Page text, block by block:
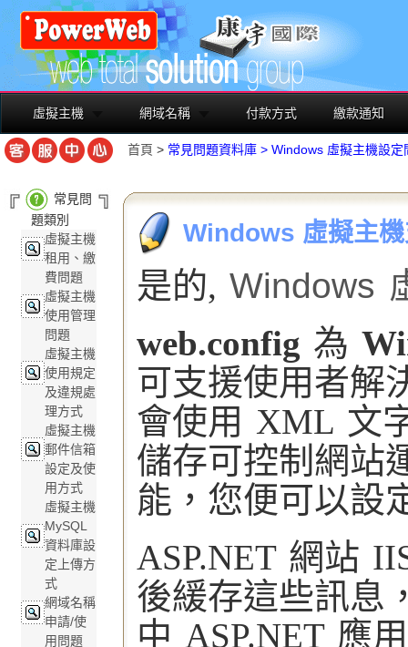
虛擬主機 網域名稱 付款方式 繳款通知
首頁 > 常見問題資料庫 > Windows 虛擬主機設定
常見問
題類別
虛擬主機
租用、繳
費問題
虛擬主機
使用管理
問題
虛擬主機
使用規定
及違規處
理方式
虛擬主機
郵件信箱
設定及使
用方式
虛擬主機
MySQL
資料庫設
定上傳方
式
網域名稱
申請/使
用問題
Windows 虛擬主
是的, Windows
web.config 為
可支援使用者解
會使用 XML 文
儲存可控制網站
能，您便可以設
ASP.NET 網站
後緩存這些訊息
中 ASP.NET 應